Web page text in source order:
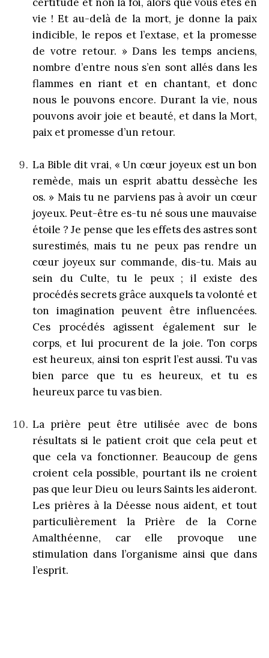
vie ! Et au-delà de la mort, je donne la paix
indicible, le repos et l’extase, et la promesse
de votre retour. » Dans les temps anciens,
nombre d’entre nous s’en sont allés dans les
flammes en riant et en chantant, et donc
nous le pouvons encore. Durant la vie, nous
pouvons avoir joie et beauté, et dans la Mort,
paix et promesse d’un retour.
La Bible dit vrai, « Un cœur joyeux est un bon
remède, mais un esprit abattu dessèche les
os. » Mais tu ne parviens pas à avoir un cœur
joyeux. Peut-être es-tu né sous une mauvaise
étoile ? Je pense que les effets des astres sont
surestimés, mais tu ne peux pas rendre un
cœur joyeux sur commande, dis-tu. Mais au
sein du Culte, tu le peux ; il existe des
procédés secrets grâce auxquels ta volonté et
ton imagination peuvent être influencées.
Ces procédés agissent également sur le
corps, et lui procurent de la joie. Ton corps
est heureux, ainsi ton esprit l’est aussi. Tu vas
bien parce que tu es heureux, et tu es
heureux parce tu vas bien.
La prière peut être utilisée avec de bons
résultats si le patient croit que cela peut et
que cela va fonctionner. Beaucoup de gens
croient cela possible, pourtant ils ne croient
pas que leur Dieu ou leurs Saints les aideront.
Les prières à la Déesse nous aident, et tout
particulièrement la Prière de la Corne
Amalthéenne, car elle provoque une
stimulation dans l’organisme ainsi que dans
l’esprit.